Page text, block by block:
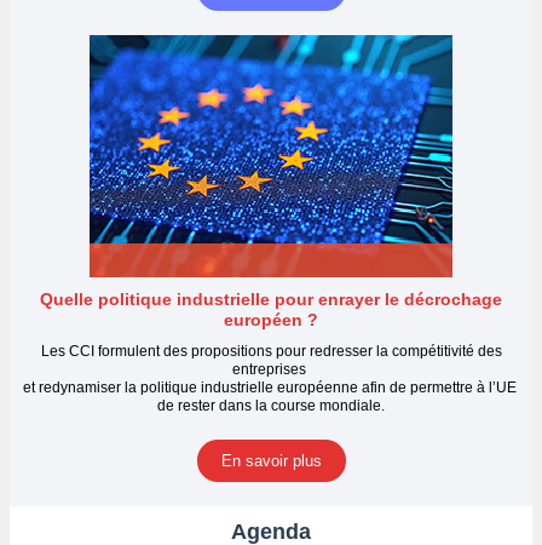
Quelle politique industrielle pour enrayer le décrochage
européen ?
Les CCI formulent des propositions pour redresser la compétitivité des
entreprises
et redynamiser la politique industrielle européenne afin de permettre à l’UE
de rester dans la course mondiale.
En savoir plus
Agenda